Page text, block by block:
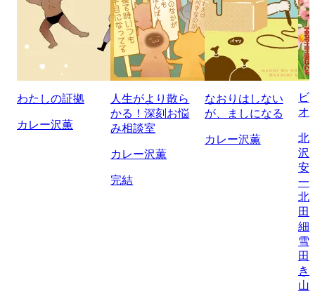
わたしの証拠
カレー沢薫
人生がより散ら
かる！深刻お悩
み相談室
カレー沢薫
完結
なおりはしない
が、ましになる
カレー沢薫
ビ
オ
北
沢
安
一/
北
田
細
雪
田
き
山